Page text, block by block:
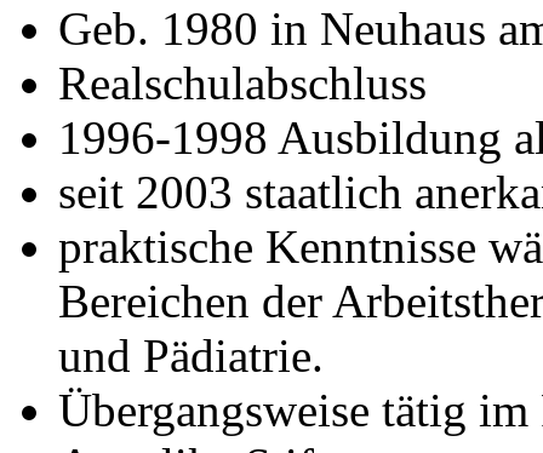
Geb. 1980 in Neuhaus
Realschulabschluss
1996-1998 Ausbildung
seit 2003 staatlich
praktische Kenntnisse
Bereichen der
und Pädiatrie.
Übergangsweise tätig